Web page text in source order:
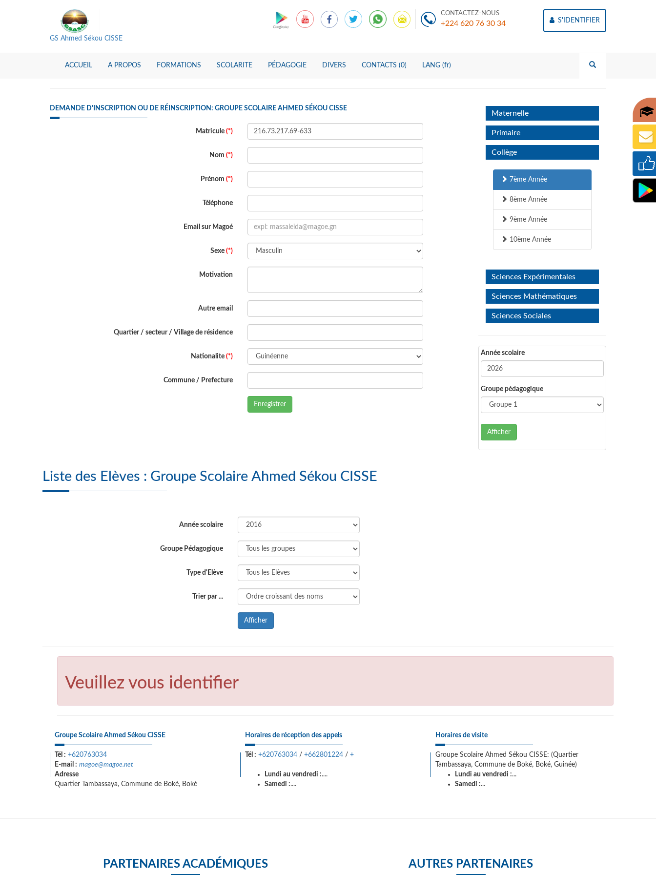
GS Ahmed Sékou CISSE
CONTACTEZ-NOUS
+224 620 76 30 34 S'IDENTIFIER
ACCUEIL A PROPOS FORMATIONS SCOLARITE PÉDAGOGIE DIVERS CONTACTS (0) LANG (fr)
DEMANDE D'INSCRIPTION OU DE RÉINSCRIPTION: GROUPE SCOLAIRE AHMED SÉKOU CISSE
Matricule (*)
Nom (*)
Prénom (*)
Téléphone
Email sur Magoé
Sexe (*)
Motivation
Autre email
Quartier / secteur / Village de résidence
Nationalite (*)
Commune / Prefecture
Enregistrer
Maternelle
Primaire
Collège
7ème Année
8ème Année
9ème Année
10ème Année
Sciences Expérimentales
Sciences Mathématiques
Sciences Sociales
Année scolaire
Groupe pédagogique
Afficher
Liste des Elèves : Groupe Scolaire Ahmed Sékou CISSE
Année scolaire
Groupe Pédagogique
Type d'Elève
Trier par ...
Afficher
Veuillez vous identifier
Groupe Scolaire Ahmed Sékou CISSE
Tél : +620763034
E-mail : magoe@magoe.net
Adresse
Quartier Tambassaya, Commune de Boké, Boké
Horaires de réception des appels
Tél : +620763034 / +662801224 / +
Lundi au vendredi :....
Samedi :....
Horaires de visite
Groupe Scolaire Ahmed Sékou CISSE: (Quartier
Tambassaya, Commune de Boké, Boké, Guinée)
Lundi au vendredi :...
Samedi :...
PARTENAIRES ACADÉMIQUES AUTRES PARTENAIRES